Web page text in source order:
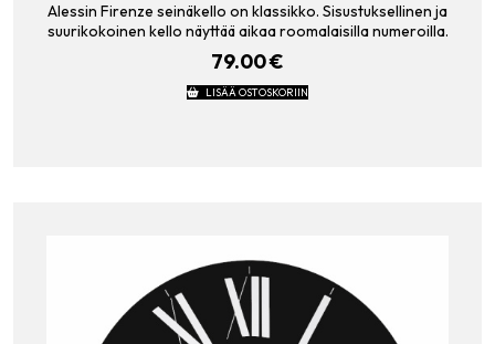
Alessin Firenze seinäkello on klassikko. Sisustuksellinen ja
suurikokoinen kello näyttää aikaa roomalaisilla numeroilla.
79.00€
LISÄÄ OSTOSKORIIN